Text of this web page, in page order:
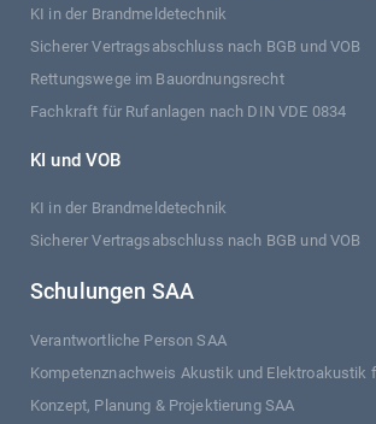
KI in der Brandmeldetechnik
Sicherer Vertragsabschluss nach BGB und VOB
Rettungswege im Bauordnungsrecht
Fachkraft für Rufanlagen nach DIN VDE 0834
KI und VOB
KI in der Brandmeldetechnik
Sicherer Vertragsabschluss nach BGB und VOB
Schulungen SAA
Verantwortliche Person SAA
Kompetenznachweis Akustik und Elektroakustik
Konzept, Planung & Projektierung SAA